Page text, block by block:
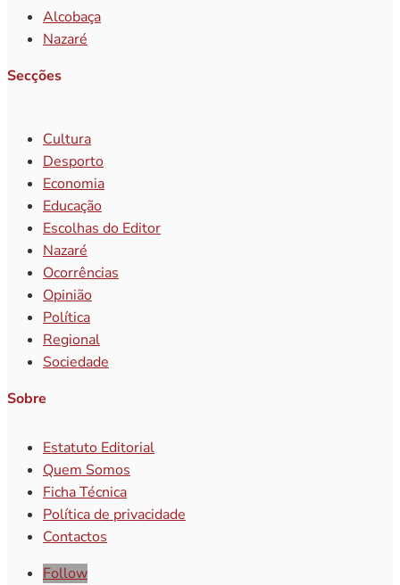
Alcobaça
Nazaré
Secções
Cultura
Desporto
Economia
Educação
Escolhas do Editor
Nazaré
Ocorrências
Opinião
Política
Regional
Sociedade
Sobre
Estatuto Editorial
Quem Somos
Ficha Técnica
Política de privacidade
Contactos
Follow